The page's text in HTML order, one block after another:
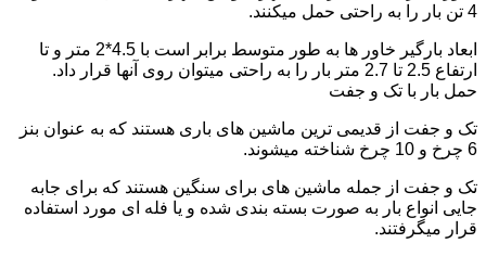
4 تن بار را به راحتی حمل میکنند.
ابعاد بارگیر خاور ها به طور متوسط برابر است با 4.5*2 متر و تا
ارتفاع 2.5 تا 2.7 متر بار را به راحتی میتوان روی آنها قرار داد.
حمل بار با تک و جفت
تک و جفت از قدیمی ترین ماشین های باری هستند که به عنوان بنز
6 چرخ و 10 چرخ شناخته میشوند.
تک و جفت از جمله ماشین های برای سنگین هستند که برای جابه
جایی انواع بار به صورت بسته بندی شده و یا فله ای مورد استفاده
قرار میگرفتند.